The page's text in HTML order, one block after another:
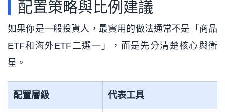
配置策略與比例建議
如果你是一般投資人，最實用的做法通常不是「商品
ETF和海外ETF二選一」，而是先分清楚核心與衛
星。
配置層級 代表工具